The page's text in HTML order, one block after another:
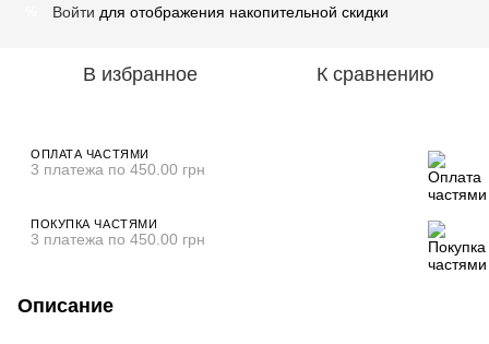
Войти для отображения накопительной скидки
В избранное К сравнению
ОПЛАТА ЧАСТЯМИ
3 платежа по 450.00 грн
ПОКУПКА ЧАСТЯМИ
3 платежа по 450.00 грн
Описание